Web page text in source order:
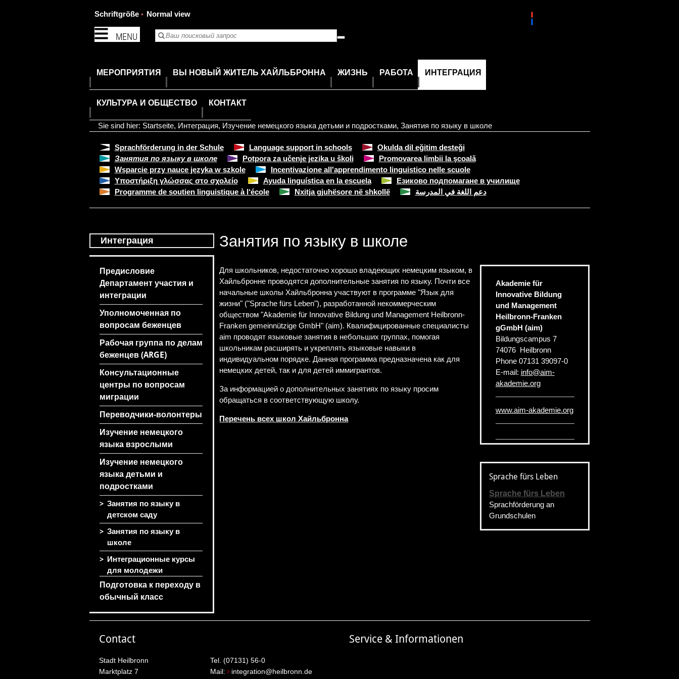
MENU
Schriftgröße Normal view
МЕРОПРИЯТИЯ ВЫ НОВЫЙ ЖИТЕЛЬ ХАЙЛЬБРОННА ЖИЗНЬ РАБОТА ИНТЕГРАЦИЯ
КУЛЬТУРА И ОБЩЕСТВО КОНТАКТ
Sie sind hier: Startseite, Интеграция, Изучение немецкого языка детьми и подростками, Занятия по языку в школе
Sprachförderung in der Schule Language support in schools
Okulda dil eğitim desteği
Занятия по языку в школе
Potpora za učenje jezika u školi
Promovarea limbii la şcoală
Wsparcie przy nauce języka w szkole
Incentivazione all'apprendimento linguistico nelle scuole
Υποστήριξη γλώσσας στο σχολείο
Ayuda linguística en la escuela
Езиково подпомагане в училище
Programme de soutien linguistique à l‘école
Nxitja gjuhësore në shkollë دعم اللغة في المدرسة
Интеграция
Предисловие
Департамент участия и
интеграции
Уполномоченная по
вопросам беженцев
Рабочая группа по делам
беженцев (ARGE)
Консультационные
центры по вопросам
миграции
Переводчики-волонтеры
Изучение немецкого
языка взрослыми
Изучение немецкого
языка детьми и
подростками
> Занятия по языку в
детском саду
> Занятия по языку в
школе
> Интеграционные курсы
для молодежи
Подготовка к переходу в
обычный класс
Занятия по языку в школе
Для школьников, недостаточно хорошо владеющих немецким языком, в
Хайльбронне проводятся дополнительные занятия по языку. Почти все
начальные школы Хайльбронна участвуют в программе "Язык для
жизни" ("Sprache fürs Leben"), разработанной некоммерческим
обществом "Akademie für Innovative Bildung und Management Heilbronn-
Franken gemeinnützige GmbH" (aim). Квалифицированные специалисты
aim проводят языковые занятия в небольших группах, помогая
школьникам расширять и укреплять языковые навыки в
индивидуальном порядке. Данная программа предназначена как для
немецких детей, так и для детей иммигрантов.
За информацией о дополнительных занятиях по языку просим
обращаться в соответствующую школу.
Перечень всех школ Хайльбронна
Akademie für
Innovative Bildung
und Management
Heilbronn-Franken
gGmbH (aim)
Bildungscampus 7
74076 Heilbronn
Phone 07131 39097-0
E-mail: info@aim-
akademie.org
www.aim-akademie.org
Sprache fürs Leben
Sprache fürs Leben
Sprachförderung an
Grundschulen
Contact
Stadt Heilbronn
Marktplatz 7
Tel. (07131) 56-0
Mail:
integration@heilbronn.de
Service & Informationen